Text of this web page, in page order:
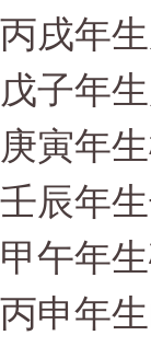
丙戌年
戊子年
庚寅年
壬辰年
甲午年
丙申年